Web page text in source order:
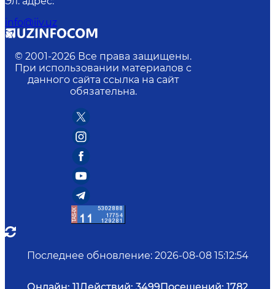
info@iiv.uz
© 2001-2026 Все права защищены.
При использовании материалов с
данного сайта ссылка на сайт
обязательна.
Последнее обновление: 2026-08-08 15:12:54